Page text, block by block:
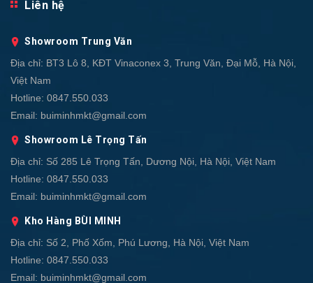
Liên hệ
Showroom Trung Văn
Địa chỉ: BT3 Lô 8, KĐT Vinaconex 3, Trung Văn, Đại Mỗ, Hà Nội,
Việt Nam
Hotline: 0847.550.033
Email: buiminhmkt@gmail.com
Showroom Lê Trọng Tấn
Địa chỉ: Số 285 Lê Trọng Tấn, Dương Nội, Hà Nội, Việt Nam
Hotline: 0847.550.033
Email: buiminhmkt@gmail.com
Kho Hàng BÙI MINH
Địa chỉ: Số 2, Phố Xốm, Phú Lương, Hà Nội, Việt Nam
Hotline: 0847.550.033
Email: buiminhmkt@gmail.com